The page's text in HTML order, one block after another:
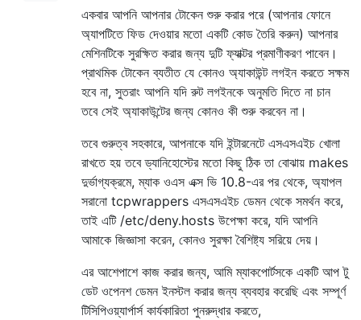
একবার আপনি আপনার টোকেন শুরু করার পরে (আপনার ফোনে
অ্যাপটিতে ফিড দেওয়ার মতো একটি কোড তৈরি করুন) আপনার
মেশিনটিকে সুরক্ষিত করার জন্য দুটি ফ্যাক্টর প্রমাণীকরণ পাবেন।
প্রাথমিক টোকেন ব্যতীত যে কোনও অ্যাকাউন্ট লগইন করতে সক্ষম
হবে না, সুতরাং আপনি যদি রুট লগইনকে অনুমতি দিতে না চান
তবে সেই অ্যাকাউন্টের জন্য কোনও কী শুরু করবেন না।
তবে গুরুত্ব সহকারে, আপনাকে যদি ইন্টারনেটে এসএসএইচ খোলা
রাখতে হয় তবে ড্যানিহোস্টের মতো কিছু ঠিক তা বোঝায় makes
দুর্ভাগ্যক্রমে, ম্যাক ওএস এক্স ভি 10.8-এর পর থেকে, অ্যাপল
সরানো tcpwrappers এসএসএইচ ডেমন থেকে সমর্থন করে,
তাই এটি /etc/deny.hosts উপেক্ষা করে, যদি আপনি
আমাকে জিজ্ঞাসা করেন, কোনও সুরক্ষা বৈশিষ্ট্য সরিয়ে দেয়।
এর আশেপাশে কাজ করার জন্য, আমি ম্যাকপোর্টসকে একটি আপ টু
ডেট ওপেনশ ডেমন ইনস্টল করার জন্য ব্যবহার করেছি এবং সম্পূর্ণ
টিসিপিওয়্যার্পার্স কার্যকারিতা পুনরুদ্ধার করতে,